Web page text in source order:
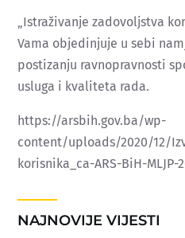
„Istraživanje zadovoljstva
Vama objedinjuje u sebi
postizanju ravnopravnosti
usluga i kvaliteta rada.
https://arsbih.gov.ba/wp-
content/uploads/2020/12/
korisnika_ca-ARS-BiH-MLJP-
NAJNOVIJE VIJESTI